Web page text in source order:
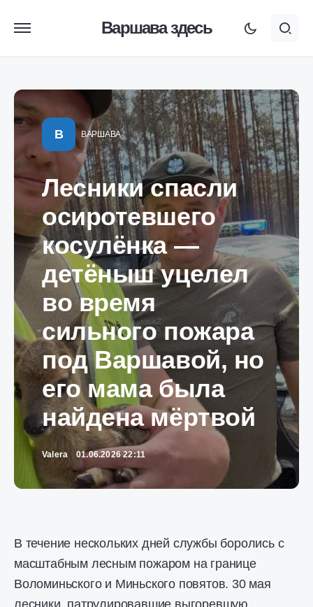
Варшава здесь
В ВАРШАВА
Лесники спасли
осиротевшего
косулёнка —
детёныш уцелел
во время
сильного пожара
под Варшавой, но
его мама была
найдена мёртвой
Valera 01.06.2026 22:11
В течение нескольких дней службы боролись с
масштабным лесным пожаром на границе
Воломиньского и Миньского повятов. 30 мая
лесники, патрулировавшие выгоревшую